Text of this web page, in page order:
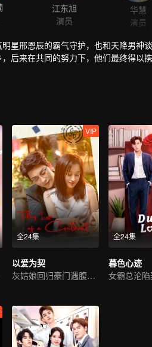
江东旭
演员
华慧
演员
星邢恩辰的霸气守护，也和天降男神
后来在共同的努力下，他们最终得以携
全24集
VIP
以爱为契
灰姑娘回归豪门遇腹黑霸总
全24集
暮色心迹
女霸总沦